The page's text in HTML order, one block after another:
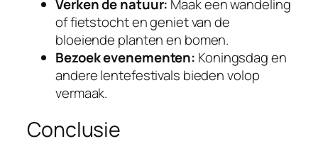
Verken de natuur: Maak een wandeling
of fietstocht en geniet van de
bloeiende planten en bomen.
Bezoek evenementen: Koningsdag en
andere lentefestivals bieden volop
vermaak.
Conclusie